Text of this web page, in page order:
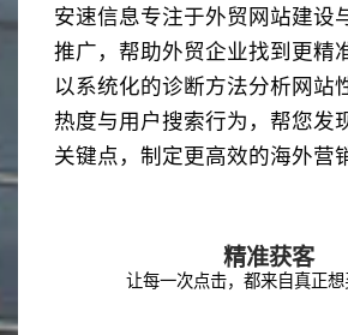
安速信息专注于外贸网站建设
推广，帮助外贸企业找到更精
以系统化的诊断方法分析网站
热度与用户搜索行为，帮您发
关键点，制定更高效的海外营
精准获客
让每一次点击，都来自真正想